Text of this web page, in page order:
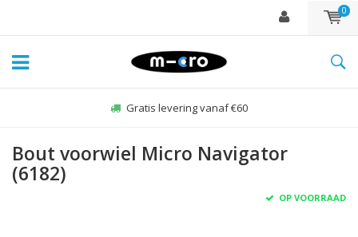
0
Gratis levering vanaf €60
Bout voorwiel Micro Navigator
(6182)
OP VOORRAAD